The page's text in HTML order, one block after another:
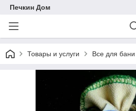
Печкин Дом
Товары и услуги Все для